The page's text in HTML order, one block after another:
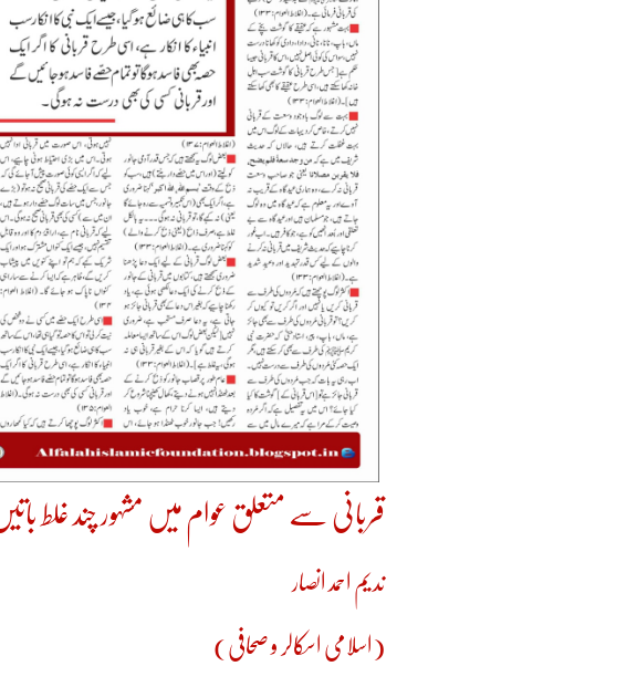
قربانی سے متعلق عوام میں مشہور چند غلط
ندیم احمد انصار
(اسلامی اسکالر و صحافی)